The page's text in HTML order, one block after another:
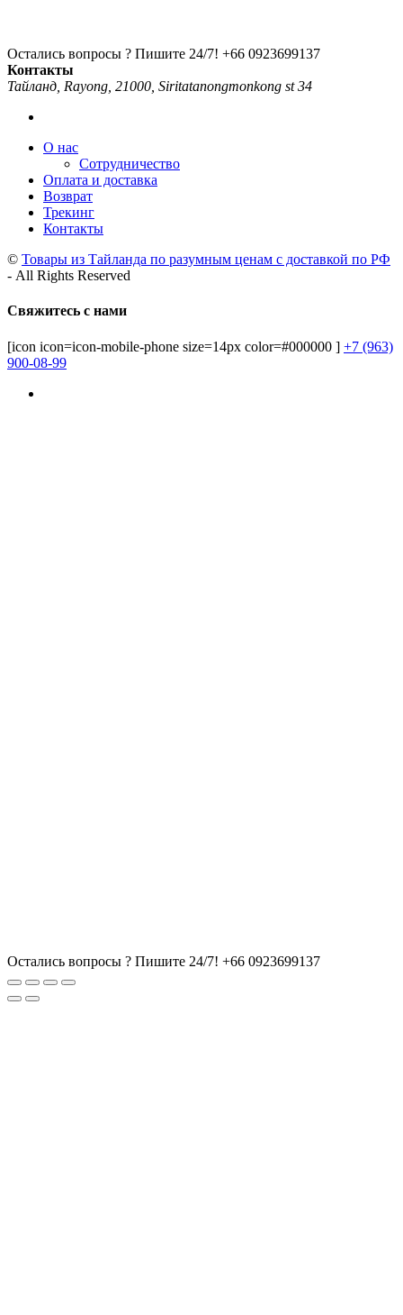
Остались вопросы ? Пишите 24/7! +66 0923699137
Контакты
Тайланд, Rayong, 21000, Siritatanongmonkong st 34
О нас
Сотрудничество
Оплата и доставка
Возврат
Трекинг
Контакты
© Товары из Тайланда по разумным ценам с доставкой по РФ
- All Rights Reserved
Свяжитесь с нами
[icon icon=icon-mobile-phone size=14px color=#000000 ] +7 (963)
900-08-99
Остались вопросы ? Пишите 24/7! +66 0923699137